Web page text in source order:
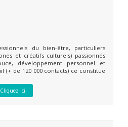
du bien-être, particuliers
et créatifs culturels) passionnés
développement personnel et
(+ de 120 000 contacts) ce constitue
Cliquez ici